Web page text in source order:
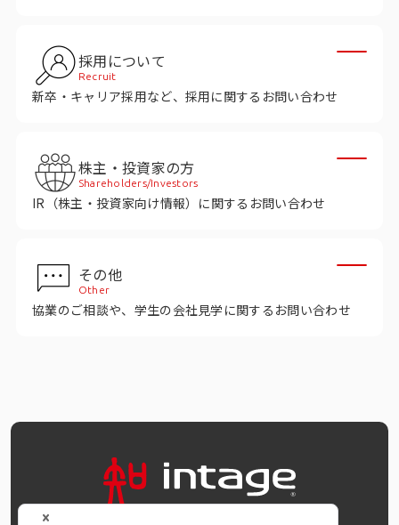
施策実行に関する課題
モニタリング／フォローに関する課題
事例紹介
コーポレートサイト
採用について
Recruit
新卒・キャリア採用など、採用に関するお問い合わせ
株主・投資家の方
Shareholders/Investors
IR（株主・投資家向け情報）に関するお問い合わせ
その他
Other
協業のご相談や、学生の会社見学に関するお問い合わせ